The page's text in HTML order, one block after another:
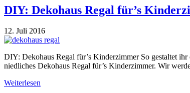
DIY: Dekohaus Regal für’s
12. Juli 2016
DIY: Dekohaus Regal für’s Kinderzimmer So gestaltet
niedliches Dekohaus Regal für’s Kinderzimmer. Wir
Weiterlesen